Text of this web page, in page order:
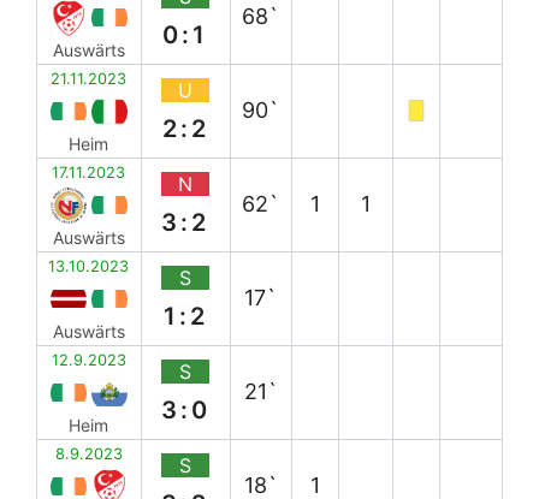
Auswärts
0:1
68`
21.11.2023
Heim
U
2:2
90`
17.11.2023
Auswärts
N
3:2
62` 1 1
13.10.2023
Auswärts
S
1:2
17`
12.9.2023
Heim
S
3:0
21`
8.9.2023 S
18` 1